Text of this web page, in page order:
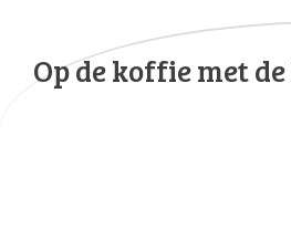
Op de koffie met